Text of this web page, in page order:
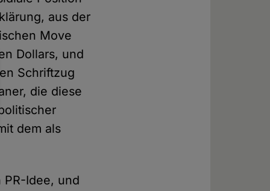
aus der
Move
Dollars, und
Schriftzug
die diese
dem als
Idee, und